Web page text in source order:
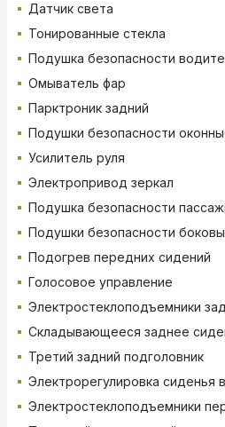
Датчик света
Тонированные стекла
Подушка безопасности
Омыватель фар
Парктроник задний
Подушки безопасности
Усилитель руля
Электропривод зеркал
Подушка безопасности
Подушки безопасности
Подогрев передних сидений
Голосовое управление
Электростеклоподъемники
Складывающееся заднее
Третий задний подголовник
Электрорегулировка сиденья
Электростеклоподъемники